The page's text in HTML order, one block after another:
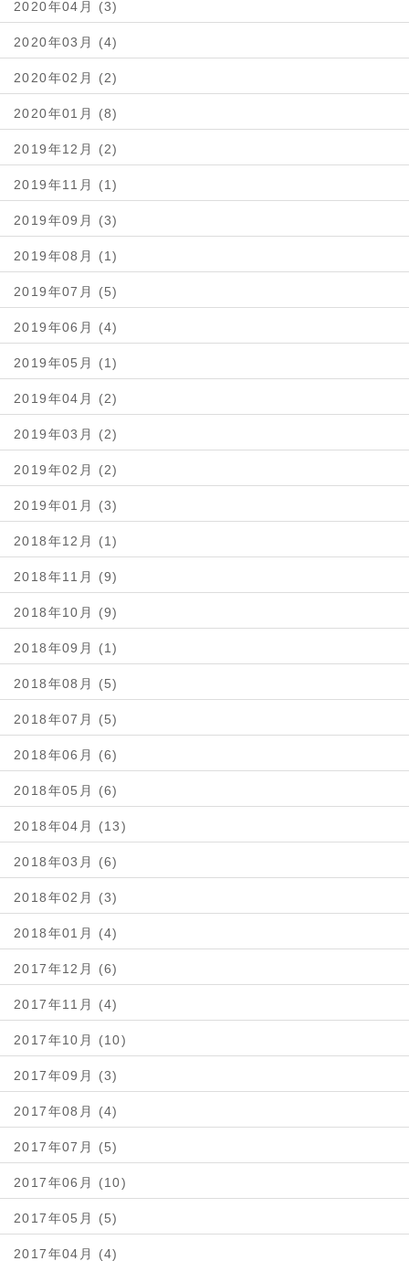
2020年04月 (3)
2020年03月 (4)
2020年02月 (2)
2020年01月 (8)
2019年12月 (2)
2019年11月 (1)
2019年09月 (3)
2019年08月 (1)
2019年07月 (5)
2019年06月 (4)
2019年05月 (1)
2019年04月 (2)
2019年03月 (2)
2019年02月 (2)
2019年01月 (3)
2018年12月 (1)
2018年11月 (9)
2018年10月 (9)
2018年09月 (1)
2018年08月 (5)
2018年07月 (5)
2018年06月 (6)
2018年05月 (6)
2018年04月 (13)
2018年03月 (6)
2018年02月 (3)
2018年01月 (4)
2017年12月 (6)
2017年11月 (4)
2017年10月 (10)
2017年09月 (3)
2017年08月 (4)
2017年07月 (5)
2017年06月 (10)
2017年05月 (5)
2017年04月 (4)